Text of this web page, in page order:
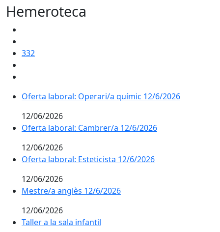
Hemeroteca
332
Oferta laboral: Operari/a químic 12/6/2026
Oferta laboral: Operari/a químic 12/6/2026
12/06/2026
Oferta laboral: Cambrer/a 12/6/2026
Oferta laboral: Cambrer/a 12/6/2026
12/06/2026
Oferta laboral: Esteticista 12/6/2026
Oferta laboral: Esteticista 12/6/2026
12/06/2026
Mestre/a anglès 12/6/2026
Mestre/a anglès 12/6/2026
12/06/2026
Taller a la sala infantil
Taller a la sala infantil